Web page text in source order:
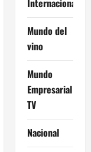
Mundo del
vino
Mundo
Empresarial
TV
Nacional